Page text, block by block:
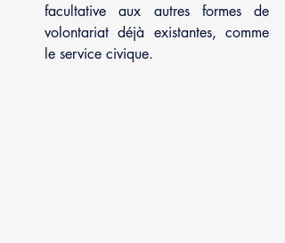
facultative aux autres formes de
volontariat déjà existantes, comme
le service civique.